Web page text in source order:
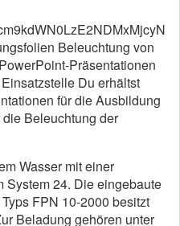
Beleuchtung von
Präsentationen
Du erhältst
für die Ausbildung
Beleuchtung der
Wasser mit einer
System 24. Die eingebaute
FPN 10-2000 besitzt
Beladung gehören unter